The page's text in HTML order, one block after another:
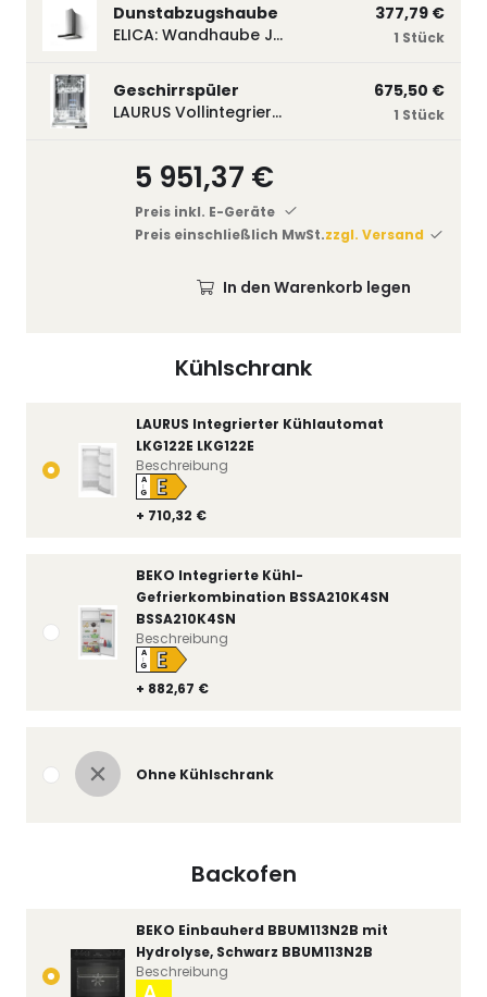
Kühlschrank
LAURUS Integrierter Kühlautomat
LKG122E LKG122E
+ 710,32 €
A
↑
G E
Beschreibung
BEKO Integrierte Kühl-
Gefrierkombination BSSA210K4SN
BSSA210K4SN
+ 882,67 €
A
↑
G E
Beschreibung
Ohne Kühlschrank
Backofen
BEKO Einbauherd BBUM113N2B mit
Hydrolyse, Schwarz BBUM113N2B
Beschreibung
Dunstabzugshaube
ELICA: Wandhaube JOYE 60-A,600 mm breit Edelstahl JOYE60A
377,79 €
1 Stück
Geschirrspüler
LAURUS Vollintegrierter Geschirrspüler LSV45-3, 450 mm breit, 3 Programme LSV45-3
675,50 €
1 Stück
5 951,37 €
Preis inkl. E-Geräte
Preis einschließlich MwSt.zzgl. Versand
In den Warenkorb legen